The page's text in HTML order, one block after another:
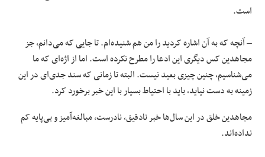
است.
– آنچه که به آن اشاره کردید را من هم شنیده‌ام. تا جایی که می‌دانم، جز
مجاهدین کس دیگری این ادعا را مطرح نکرده است. اما از اژه‌ای که ما
می‌شناسیم، چنین چیزی بعید نیست. البته تا زمانی که سند جدی‌ای در این
زمینه به دست نیاید، باید با احتیاط بسیار با این خبر برخورد کرد.
مجاهدین خلق در این سال‌ها خبر نادقیق، نادرست، مبالغه‌آمیز و بی‌پایه کم
نداده‌اند.